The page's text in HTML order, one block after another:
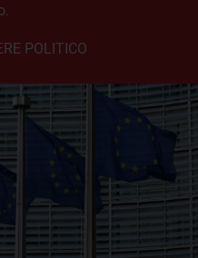
POLITICO